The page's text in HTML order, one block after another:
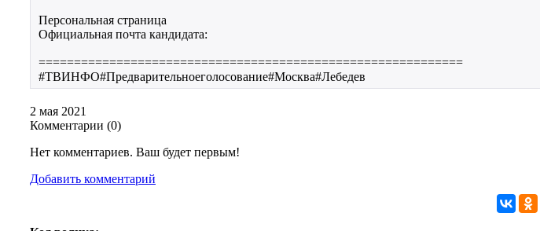
Персональная страница
Официальная почта кандидата:
============================================================
#ТВИНФО#Предварительноеголосование#Москва#Лебедев
2 мая 2021
Комментарии (0)
Нет комментариев. Ваш будет первым!
Добавить комментарий